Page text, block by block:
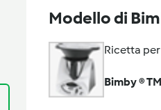
Modello di
Ricetta per
Bimby ®